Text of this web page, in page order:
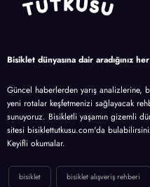
Bisiklet dünyasına dair aradığınız
Güncel haberlerden yarış analizlerine,
yeni rotalar keşfetmenizi sağlayacak
sunuyoruz. Bisikletli yaşamın gizemli
sitesi bisiklettutkusu.com'da
Keyifli okumalar.
bisiklet bisiklet alışveriş rehberi